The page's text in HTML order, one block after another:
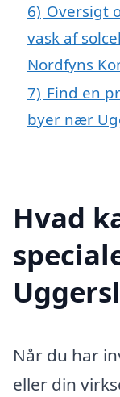
6) Oversigt
vask af
Nordfyns
7) Find en
byer nær
Hvad
Når du har
eller din